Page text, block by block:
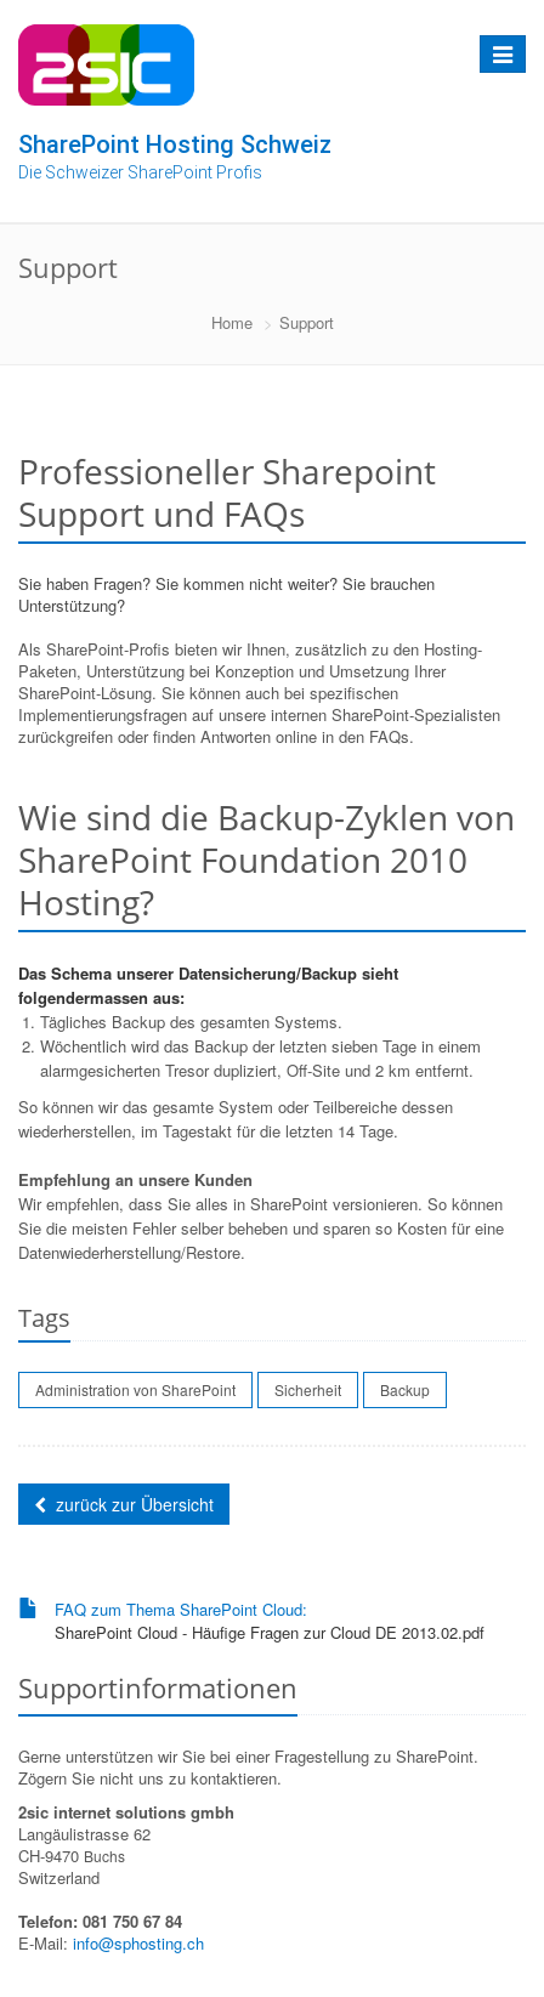
Inhalt
springen
Toggle
SharePoint Hosting Schweiz
Die Schweizer SharePoint Profis
Support
Home Support
Professioneller Sharepoint
Support und FAQs
Sie haben Fragen? Sie kommen nicht weiter? Sie brauchen
Unterstützung?
Als SharePoint-Profis bieten wir Ihnen, zusätzlich zu den Hosting-
Paketen, Unterstützung bei Konzeption und Umsetzung Ihrer
SharePoint-Lösung. Sie können auch bei spezifischen
Implementierungsfragen auf unsere internen SharePoint-Spezialisten
zurückgreifen oder finden Antworten online in den FAQs.
Wie sind die Backup-Zyklen von
SharePoint Foundation 2010
Hosting?
Das Schema unserer Datensicherung/Backup sieht
folgendermassen aus:
Tägliches Backup des gesamten Systems.
Wöchentlich wird das Backup der letzten sieben Tage in einem
alarmgesicherten Tresor dupliziert, Off-Site und 2 km entfernt.
So können wir das gesamte System oder Teilbereiche dessen
wiederherstellen, im Tagestakt für die letzten 14 Tage.
Empfehlung an unsere Kunden
Wir empfehlen, dass Sie alles in SharePoint versionieren. So können
Sie die meisten Fehler selber beheben und sparen so Kosten für eine
Datenwiederherstellung/Restore.
Tags
Administration von SharePoint Sicherheit Backup
zurück zur Übersicht
FAQ zum Thema SharePoint Cloud:
SharePoint Cloud - Häufige Fragen zur Cloud DE 2013.02.pdf
Supportinformationen
Gerne unterstützen wir Sie bei einer Fragestellung zu SharePoint.
Zögern Sie nicht uns zu kontaktieren.
2sic internet solutions gmbh
Langäulistrasse 62
CH-9470 Buchs
Switzerland
Telefon: 081 750 67 84
E-Mail: info@sphosting.ch